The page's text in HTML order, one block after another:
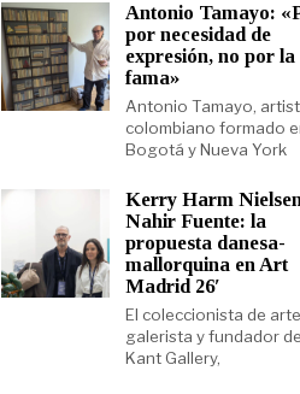
Antonio Tamayo:
por necesidad de
expresión, no por la
fama»
Antonio Tamayo,
colombiano formado
Bogotá y Nueva York
Kerry Harm
Nahir Fuente: la
propuesta danesa-
mallorquina en Art
Madrid 26′
El coleccionista de
galerista y fundador de
Kant Gallery,